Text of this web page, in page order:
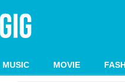
MUSIC MOVIE